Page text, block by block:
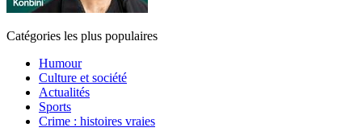
Catégories les plus populaires
Humour
Culture et société
Actualités
Sports
Crime : histoires vraies